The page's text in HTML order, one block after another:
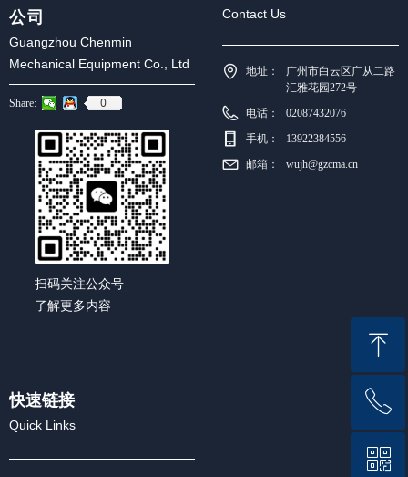
地址：
广州市白云区广从二路
汇雅花园272号
电话：
02087432076
手机：
13922384556
邮箱：
wujh@gzcma.cn
Contact Us
快速链接
Quick Links
扫码关注公众号
了解更多内容
Share: 0
公司
Guangzhou Chenmin
Mechanical Equipment Co., Ltd
ꁸ
回到顶部
ꂅ
020-87432076
ꀥ